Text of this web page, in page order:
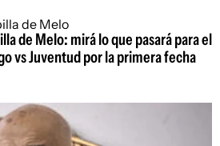
de Melo: mirá lo que pasará para el
vs Juventud por la primera fecha